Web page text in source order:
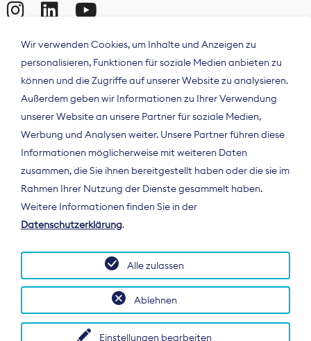
Der Bundesverband Digitalpublisher und
Zeitungsverleger (BDZV) vertritt als
Spitzenorganisation die Interessen der
Deutschland und auf EU-Ebene.
Wir verwenden Cookies, um Inhalte und Anzeigen zu
personalisieren, Funktionen für soziale Medien anbieten zu
können und die Zugriffe auf unserer Website zu analysieren.
Außerdem geben wir Informationen zu Ihrer Verwendung
unserer Website an unsere Partner für soziale Medien,
Werbung und Analysen weiter. Unsere Partner führen diese
Informationen möglicherweise mit weiteren Daten
zusammen, die Sie ihnen bereitgestellt haben oder die sie im
Rahmen Ihrer Nutzung der Dienste gesammelt haben.
Weitere Informationen finden Sie in der
Datenschutzerklärung.
Einstellungen bearbeiten
Ablehnen
Alle zulassen